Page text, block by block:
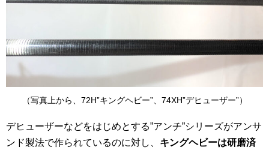
（写真上から、72H”キングヘビー”、74XH”デヒューザー”）
デヒューザーなどをはじめとする”アンチ”シリーズがアンサ
ンド製法で作られているのに対し、 キングヘビーは研磨済